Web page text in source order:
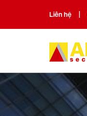
Liên hệ |